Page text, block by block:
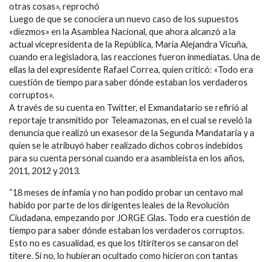
otras cosas», reprochó
Luego de que se conociera un nuevo caso de los supuestos
«diezmos» en la Asamblea Nacional, que ahora alcanzó a la
actual vicepresidenta de la República, María Alejandra Vicuña,
cuando era legisladora, las reacciones fueron inmediatas. Una de
ellas la del expresidente Rafael Correa, quien criticó: «Todo era
cuestión de tiempo para saber dónde estaban los verdaderos
corruptos».
A través de su cuenta en Twitter, el Exmandatario se refirió al
reportaje transmitido por Teleamazonas, en el cual se reveló la
denuncia que realizó un exasesor de la Segunda Mandataria y a
quien se le atribuyó haber realizado dichos cobros indebidos
para su cuenta personal cuando era asambleísta en los años,
2011, 2012 y 2013.
“18 meses de infamia y no han podido probar un centavo mal
habido por parte de los dirigentes leales de la Revolución
Ciudadana, empezando por JORGE Glas. Todo era cuestión de
tiempo para saber dónde estaban los verdaderos corruptos.
Esto no es casualidad, es que los titiriteros se cansaron del
títere. Si no, lo hubieran ocultado como hicieron con tantas